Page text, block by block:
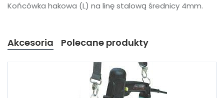
Końcówka hakowa (L) na linę stalową średnicy 4mm.
Akcesoria Polecane produkty